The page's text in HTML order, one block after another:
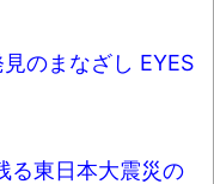
のまなざし EYES
る東日本大震災の